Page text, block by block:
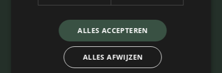
Speelkunstgras
Heel ons assortiment
Klantenservice
ALLES ACCEPTEREN
ALLES AFWIJZEN